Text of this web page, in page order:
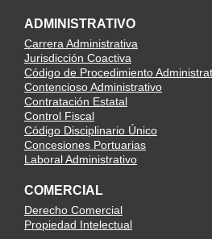
ADMINISTRATIVO
Carrera Administrativa
Jurisdicción Coactiva
Código de Procedimiento
Contencioso Administrativo
Contratación Estatal
Control Fiscal
Código Disciplinario Único
Concesiones Portuarias
Laboral Administrativo
COMERCIAL
Derecho Comercial
Propiedad Intelectual